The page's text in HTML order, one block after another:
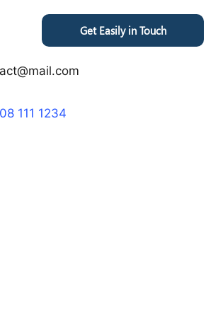
Get Easily in Touch
111 1234